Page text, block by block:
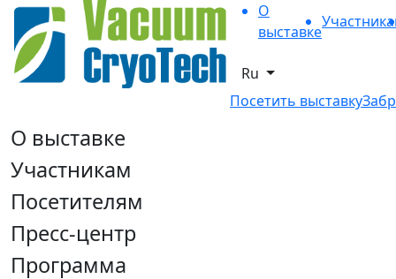
О
выставке
Ru
Посетить выставку
О выставке
Участникам
Посетителям
Пресс-центр
Программа